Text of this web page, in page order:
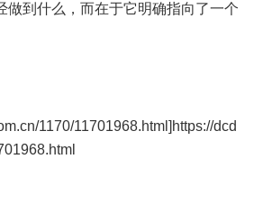
做到什么，而在于它明确指向了一个
1170/11701968.html]https://dcd